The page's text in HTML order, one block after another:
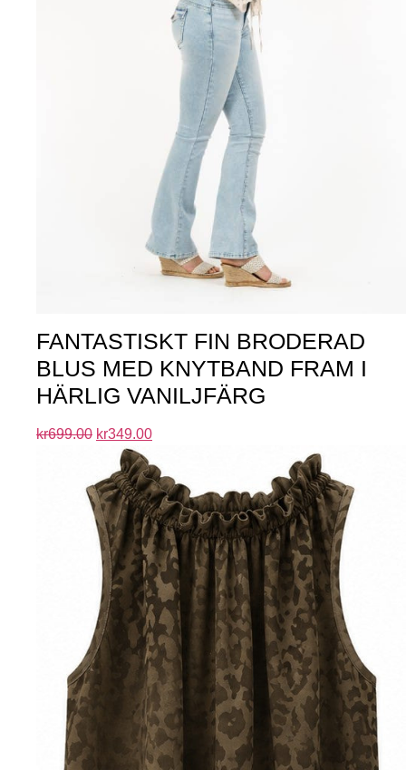
FANTASTISKT FIN BRODERAD
BLUS MED KNYTBAND FRAM I
HÄRLIG VANILJFÄRG
kr699.00 kr349.00